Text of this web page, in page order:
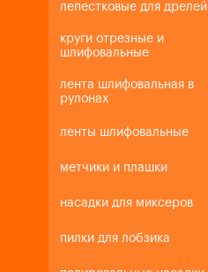
лепестковые для дрелей
круги отрезные и
шлифовальные
лента шлифовальная в
рулонах
ленты шлифовальные
метчики и плашки
насадки для миксеров
пилки для лобзика